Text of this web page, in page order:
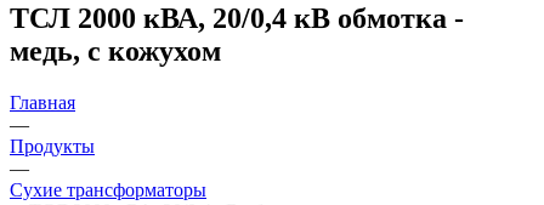
ТСЛ 2000 кВА, 20/0,4 кВ обмотка -
медь, с кожухом
Главная
—
Продукты
—
Сухие трансформаторы